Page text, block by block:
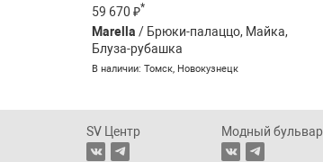
59 670 ₽*
Marella / Брюки-палаццо, Майка,
Блуза-рубашка
В наличии: Томск, Новокузнецк
19 990 ₽
Marella
В наличии: Новокузнецк
SV Центр Модный бульвар